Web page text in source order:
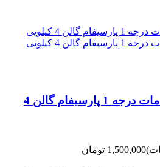
رنگ نیم پلاستیک سفید مات درجه 1 پارسیفام گالن 4
1,500,000 تومان